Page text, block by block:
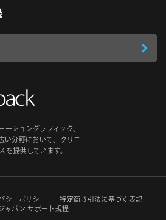
登
ショングラフィック、
い分野において、クリエ
を提供しています。
シーポリシー
特定商取引法に基づく表記
ャパン サポート規程